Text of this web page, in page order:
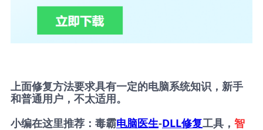
上面修复方法要求具有一定的电脑系统知识，新手
和普通用户，不太适用。
小编在这里推荐：毒霸电脑医生-DLL修复工具， 智